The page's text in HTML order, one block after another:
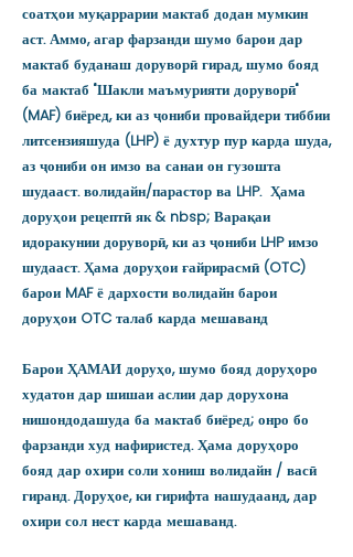
соатҳои муқаррарии мактаб додан мумкин
аст. Аммо, агар фарзанди шумо барои дар
мактаб буданаш доруворӣ гирад, шумо бояд
ба мактаб "Шакли маъмурияти доруворӣ"
(MAF) биёред, ки аз ҷониби провайдери тиббии
литсензияшуда (LHP) ё духтур пур карда шуда,
аз ҷониби он имзо ва санаи он гузошта
шудааст. волидайн/парастор ва LHP. Ҳама
доруҳои рецептӣ як & nbsp; Варақаи
идоракунии доруворӣ, ки аз ҷониби LHP имзо
шудааст. Ҳама доруҳои ғайрирасмӣ (OTC)
барои MAF ё дархости волидайн барои
доруҳои OTC талаб карда мешаванд
Барои ҲАМАИ доруҳо, шумо бояд доруҳоро
худатон дар шишаи аслии дар дорухона
нишондодашуда ба мактаб биёред; онро бо
фарзанди худ нафиристед. Ҳама доруҳоро
бояд дар охири соли хониш волидайн / васӣ
гиранд. Доруҳое, ки гирифта нашудаанд, дар
охири сол нест карда мешаванд.